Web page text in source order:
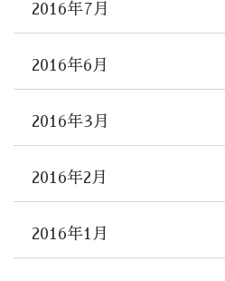
2016年7月
2016年6月
2016年3月
2016年2月
2016年1月